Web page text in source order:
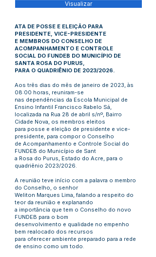
Visualizar
ATA DE POSSE E ELEIÇÃO PARA
PRESIDENTE, VICE-PRESIDENTE
E MEMBROS DO CONSELHO DE
ACOMPANHAMENTO E CONTROLE
SOCIAL DO FUNDEB DO MUNICÍPIO DE
SANTA ROSA DO PURUS,
PARA O QUADRIÊNIO DE 2023/2026.
Aos três dias do mês de janeiro de 2023, às
08:00 horas, reuniram-se
nas dependências da Escola Municipal de
Ensino Infantil Francisco Rabelo Sá,
localizada na Rua 28 de abril s/nº, Bairro
Cidade Nova, os membros eleitos
para posse e eleição de presidente e vice-
presidente, para compor o Conselho
de Acompanhamento e Controle Social do
FUNDEB do Município de Sant
a Rosa do Purus, Estado do Acre, para o
quadriênio 2023/2026.
A reunião teve início com a palavra o membro
do Conselho, o senhor
Weliton Marques Lima, falando a respeito do
teor da reunião e explanando
a importância que tem o Conselho do novo
FUNDEB para o bom
desenvolvimento e qualidade no empenho
bem realocado dos recursos
para oferecer ambiente preparado para a rede
de ensino como um todo.